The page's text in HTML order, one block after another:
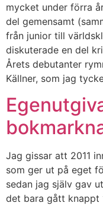
mycket under förra
del gemensamt
från junior till
diskuterade en del
Årets debutanter
Källner, som jag
Jag gissar att 2011
som ger ut på eget
sedan jag själv gav
det bara gått knappt